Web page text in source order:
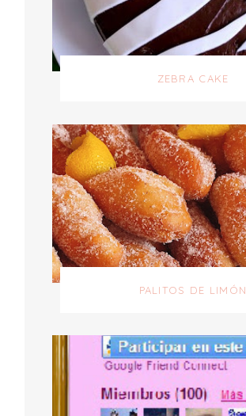
ZEBRA CAKE
PALITOS DE LIMÓN